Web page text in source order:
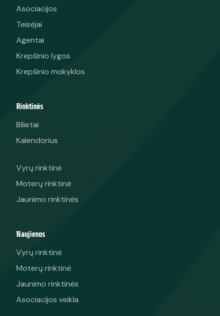
Asociacijos
Teisėjai
Agentai
Krepšinio lygos
Krepšinio mokyklos
Rinktinės
Bilietai
Kalendorius
Vyrų rinktinė
Moterų rinktinė
Jaunimo rinktinės
Naujienos
Vyrų rinktinė
Moterų rinktinė
Jaunimo rinktinės
Asociacijos veikla